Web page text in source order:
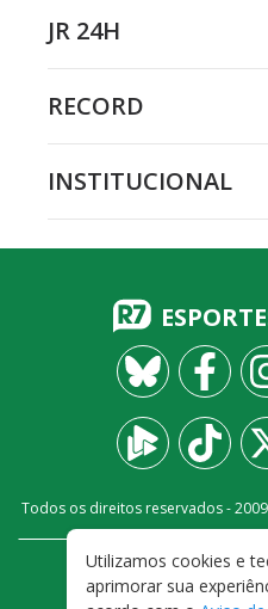
JR 24H
RECORD
INSTITUCIONAL
Todos os direitos reservados -
FALE
TERMOS E
Utilizamos cookies e
aprimorar sua